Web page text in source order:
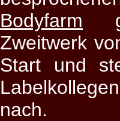
Bodyfarm
Zweitwerk
Start und
nach.